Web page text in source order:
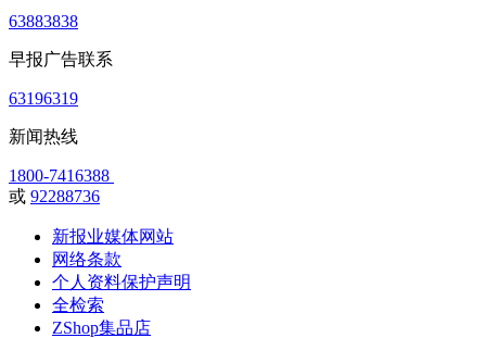
63883838
早报广告联系
63196319
新闻热线
1800-7416388
或 92288736
新报业媒体网站
网络条款
个人资料保护声明
全检索
ZShop集品店